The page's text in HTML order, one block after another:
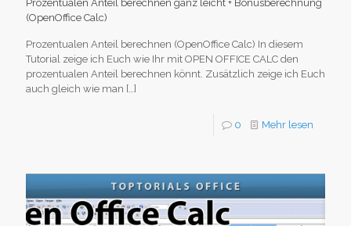
Prozentualen Anteil berechnen ganz leicht + Bonusberechnung
(OpenOffice Calc)
Prozentualen Anteil berechnen (OpenOffice Calc) In diesem
Tutorial zeige ich Euch wie Ihr mit OPEN OFFICE CALC den
prozentualen Anteil berechnen könnt. Zusätzlich zeige ich Euch
auch gleich wie man […]
0 Mehr lesen